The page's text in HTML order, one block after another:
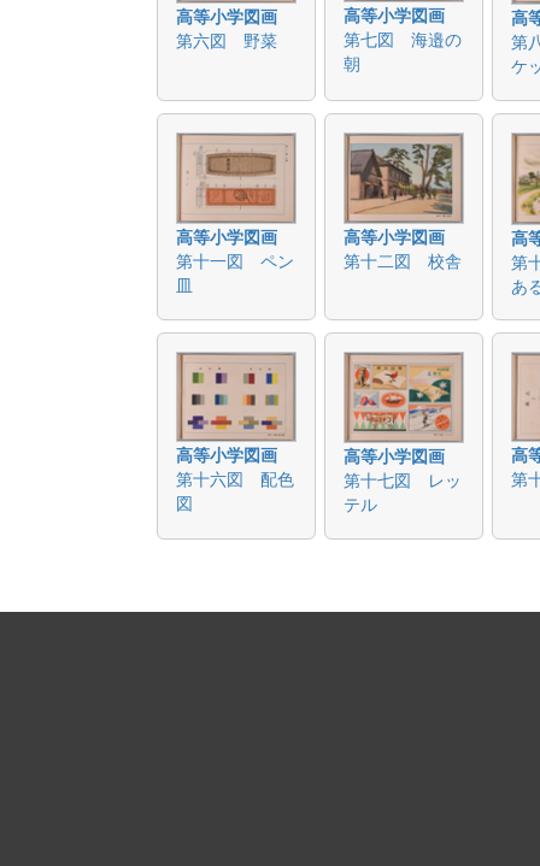
高等小学図画
第六図 野菜
高等小学図画
第七図 海邉の
朝
高
第
ケ
高等小学図画
第十一図 ペン
皿
高等小学図画
第十二図 校舎
高
第
あ
高等小学図画
第十六図 配色
図
高等小学図画
第十七図 レッ
テル
高
第